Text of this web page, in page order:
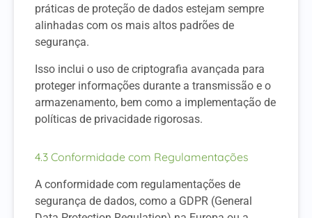
práticas de proteção de dados estejam sempre
alinhadas com os mais altos padrões de
segurança.
Isso inclui o uso de criptografia avançada para
proteger informações durante a transmissão e o
armazenamento, bem como a implementação de
políticas de privacidade rigorosas.
4.3 Conformidade com Regulamentações
A conformidade com regulamentações de
segurança de dados, como a GDPR (General